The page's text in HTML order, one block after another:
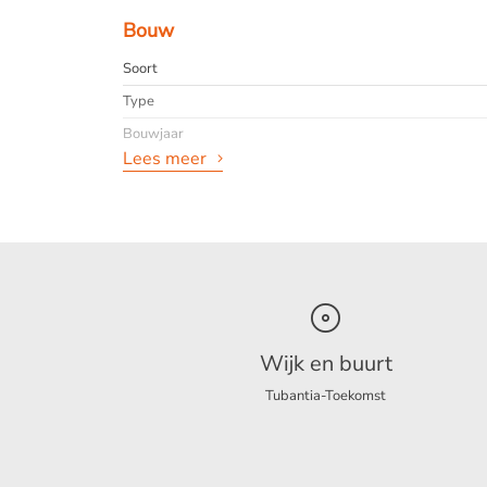
123Wonen Twente treedt bij deze
Bouw
Soort
Type
Bouwjaar
Lees meer
Wijk en buurt
Tubantia-Toekomst